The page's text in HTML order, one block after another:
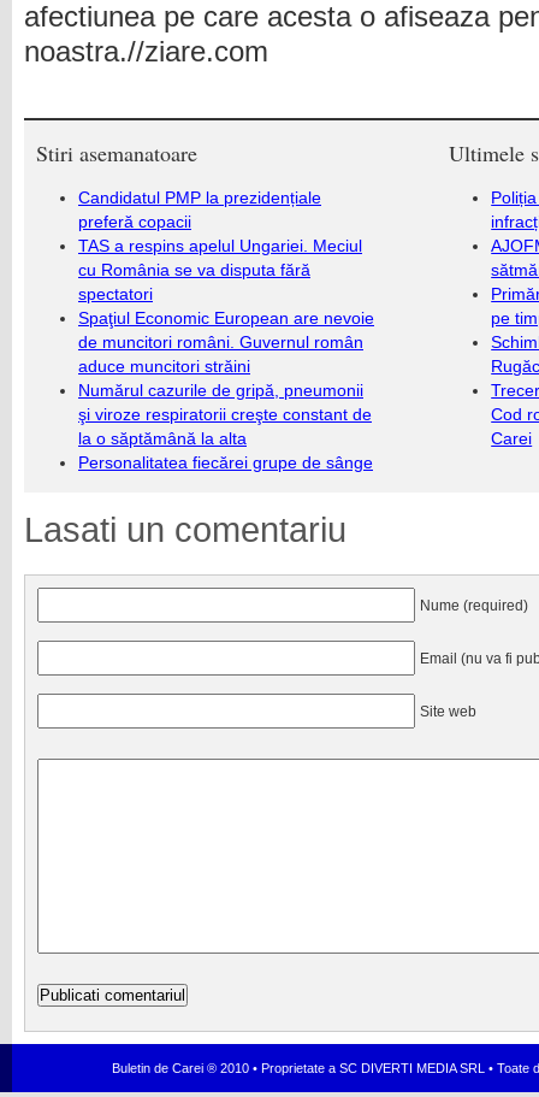
afectiunea pe care acesta o afiseaza
noastra.//ziare.com
Stiri asemanatoare
Candidatul PMP la prezidențiale
preferă copacii
TAS a respins apelul Ungariei. Meciul
cu România se va disputa fără
spectatori
Spaţiul Economic European are nevoie
de muncitori români. Guvernul român
aduce muncitori străini
Numărul cazurile de gripă, pneumonii
şi viroze respiratorii creşte constant de
la o săptămână la alta
Personalitatea fiecărei grupe de sânge
Ultimele
pe
Cod
Carei
Lasati un comentariu
Nume (required)
Email (nu va fi
Site web
Buletin de Carei ® 2010 • Proprietate a SC DIVERTI MEDIA SRL •